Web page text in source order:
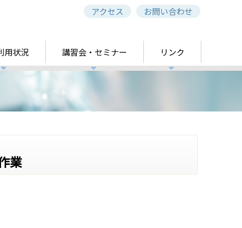
お問い合わせ
アクセス
用状況 講習会・セミナー リンク
業